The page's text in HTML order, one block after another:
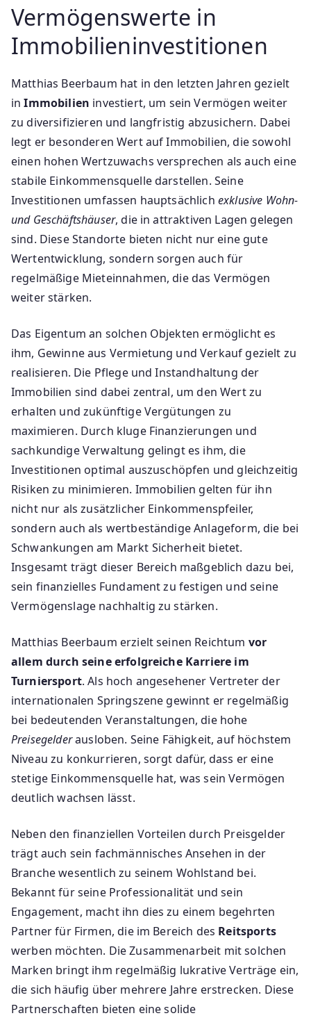
Vermögenswerte in
Immobilieninvestitionen
Matthias Beerbaum hat in den letzten Jahren gezielt
inImmobilien investiert, um sein Vermögen weiter
zu diversifizieren und langfristig abzusichern. Dabei
legt er besonderen Wert auf Immobilien, die sowohl
einen hohen Wertzuwachs versprechen als auch eine
stabile Einkommensquelle darstellen. Seine
Investitionen umfassen hauptsächlich exklusive Wohn-
und Geschäftshäuser, die in attraktiven Lagen gelegen
sind. Diese Standorte bieten nicht nur eine gute
Wertentwicklung, sondern sorgen auch für
regelmäßige Mieteinnahmen, die das Vermögen
weiter stärken.
Das Eigentum an solchen Objekten ermöglicht es
ihm, Gewinne aus Vermietung und Verkauf gezielt zu
realisieren. Die Pflege und Instandhaltung der
Immobilien sind dabei zentral, um den Wert zu
erhalten und zukünftige Vergütungen zu
maximieren. Durch kluge Finanzierungen und
sachkundige Verwaltung gelingt es ihm, die
Investitionen optimal auszuschöpfen und gleichzeitig
Risiken zu minimieren. Immobilien gelten für ihn
nicht nur als zusätzlicher Einkommenspfeiler,
sondern auch als wertbeständige Anlageform, die bei
Schwankungen am Markt Sicherheit bietet.
Insgesamt trägt dieser Bereich maßgeblich dazu bei,
sein finanzielles Fundament zu festigen und seine
Vermögenslage nachhaltig zu stärken.
Matthias Beerbaum erzielt seinen Reichtum vor
allem durch seine erfolgreiche Karriere im
Turniersport. Als hoch angesehener Vertreter der
internationalen Springszene gewinnt er regelmäßig
bei bedeutenden Veranstaltungen, die hohe
Preisegelderausloben. Seine Fähigkeit, auf höchstem
Niveau zu konkurrieren, sorgt dafür, dass er eine
stetige Einkommensquelle hat, was sein Vermögen
deutlich wachsen lässt.
Neben den finanziellen Vorteilen durch Preisgelder
trägt auch sein fachmännisches Ansehen in der
Branche wesentlich zu seinem Wohlstand bei.
Bekannt für seine Professionalität und sein
Engagement, macht ihn dies zu einem begehrten
Partner für Firmen, die im Bereich des Reitsports
werben möchten. Die Zusammenarbeit mit solchen
Marken bringt ihm regelmäßig lukrative Verträge ein,
die sich häufig über mehrere Jahre erstrecken. Diese
Partnerschaften bieten eine solide